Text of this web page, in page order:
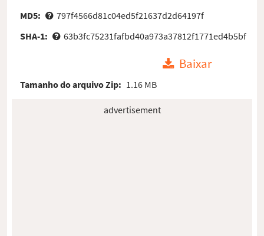
MD5:
797f4566d81c04ed5f21637d2d64197f
SHA-1:
63b3fc75231fafbd40a973a37812f1771ed4b5bf
Baixar
Tamanho do arquivo Zip: 1.16 MB
advertisement